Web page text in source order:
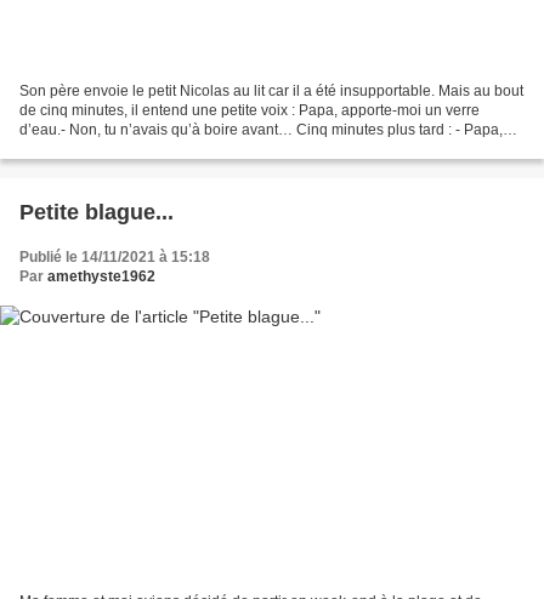
Son père envoie le petit Nicolas au lit car il a été insupportable. Mais au bout
de cinq minutes, il entend une petite voix : Papa, apporte-moi un verre
d’eau.- Non, tu n’avais qu’à boire avant… Cinq minutes plus tard : - Papa,
Petite blague...
Publié le 14/11/2021 à 15:18
Par amethyste1962